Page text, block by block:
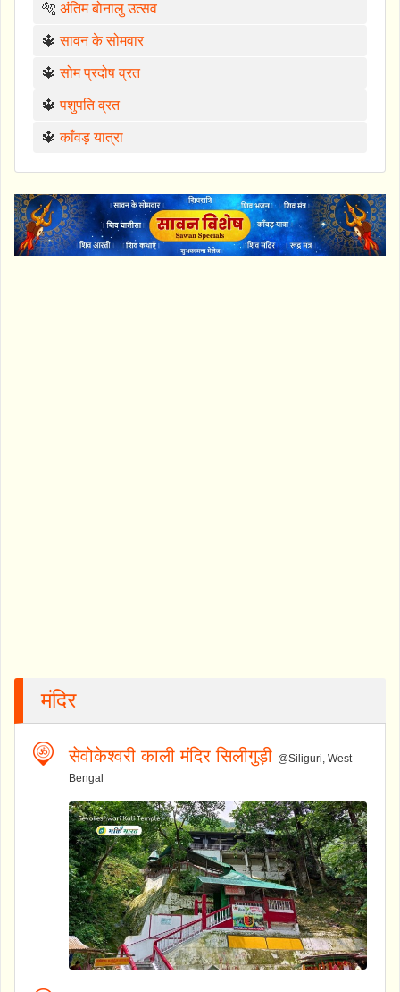
🐅 अंतिम बोनालु उत्सव
🔱सावन के सोमवार
🔱सोम प्रदोष व्रत
🔱पशुपति व्रत
🔱काँवड़ यात्रा
मंदिर
सेवोकेश्वरी काली मंदिर सिलीगुड़ी @Siliguri, West
Bengal